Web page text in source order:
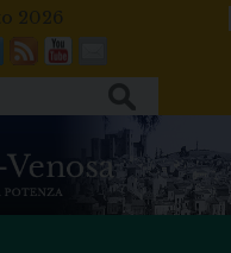
2026
FeedsYoutube
Mail